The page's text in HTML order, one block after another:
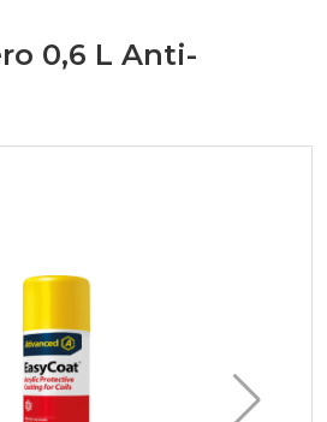
0,6 L Anti-